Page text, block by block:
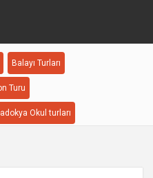
Balayı Turları
Turu
Okul turları